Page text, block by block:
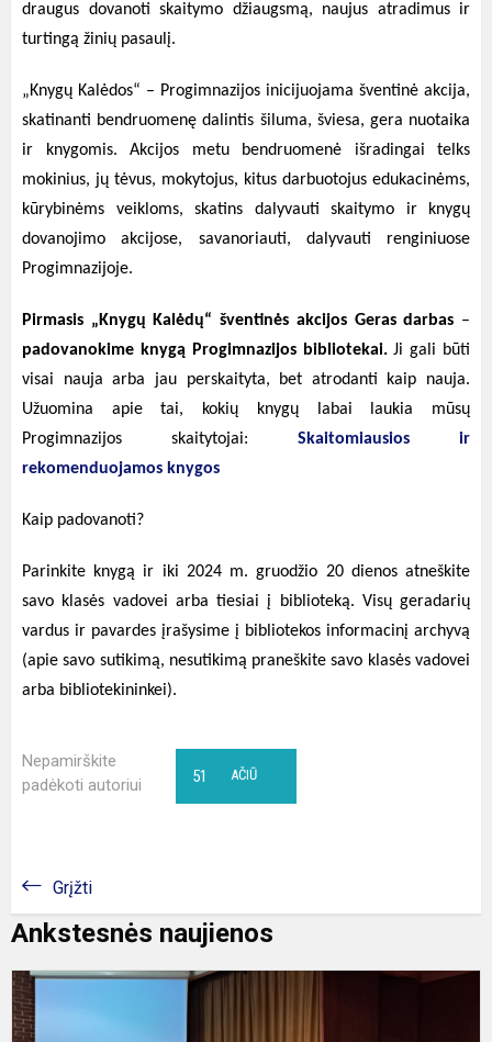
draugus dovanoti skaitymo džiaugsmą, naujus atradimus ir
turtingą žinių pasaulį.
„Knygų Kalėdos“ – Progimnazijos inicijuojama šventinė akcija,
skatinanti bendruomenę dalintis šiluma, šviesa, gera nuotaika
ir knygomis. Akcijos metu bendruomenė išradingai telks
mokinius, jų tėvus, mokytojus, kitus darbuotojus edukacinėms,
kūrybinėms veikloms, skatins dalyvauti skaitymo ir knygų
dovanojimo akcijose, savanoriauti, dalyvauti renginiuose
Progimnazijoje.
Pirmasis „Knygų Kalėdų“ šventinės akcijos Geras darbas –
padovanokime knygą Progimnazijos bibliotekai.Ji gali būti
visai nauja arba jau perskaityta, bet atrodanti kaip nauja.
Užuomina apie tai, kokių knygų labai laukia mūsų
Progimnazijos skaitytojai: Skaitomiausios ir
rekomenduojamos knygos
Kaip padovanoti?
Parinkite knygą ir iki 2024 m. gruodžio 20 dienos atneškite
savo klasės vadovei arba tiesiai į biblioteką. Visų geradarių
vardus ir pavardes įrašysime į bibliotekos informacinį archyvą
(apie savo sutikimą, nesutikimą praneškite savo klasės vadovei
arba bibliotekininkei).
Nepamirškite
padėkoti autoriui
AČIŪ
51
Grįžti
Ankstesnės naujienos